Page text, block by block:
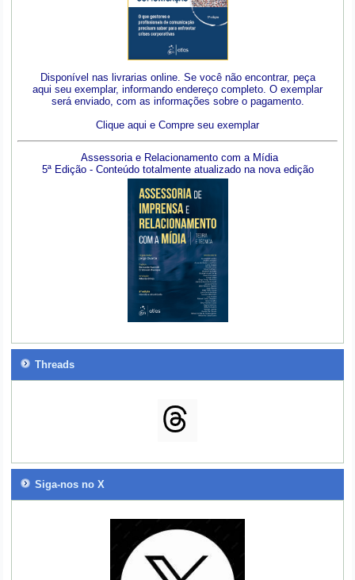
Disponível nas livrarias online. Se você não encontrar, peça
aqui seu exemplar, informando endereço completo. O exemplar
será enviado, com as informações sobre o pagamento.
Clique aqui e Compre seu exemplar
Assessoria e Relacionamento com a Mídia
5ª Edição - Conteúdo totalmente atualizado na nova edição
Threads
Siga-nos no X